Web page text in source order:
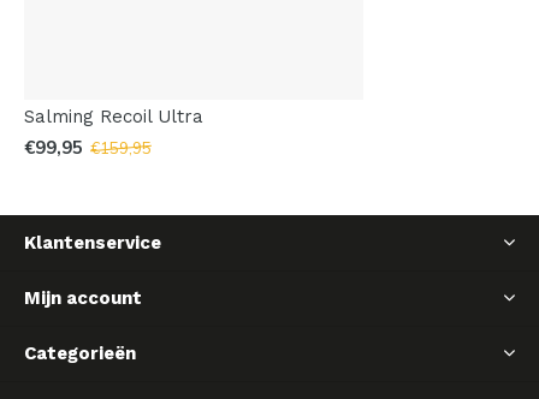
Salming Recoil Ultra
€99,95 €159,95
Klantenservice
Mijn account
Categorieën